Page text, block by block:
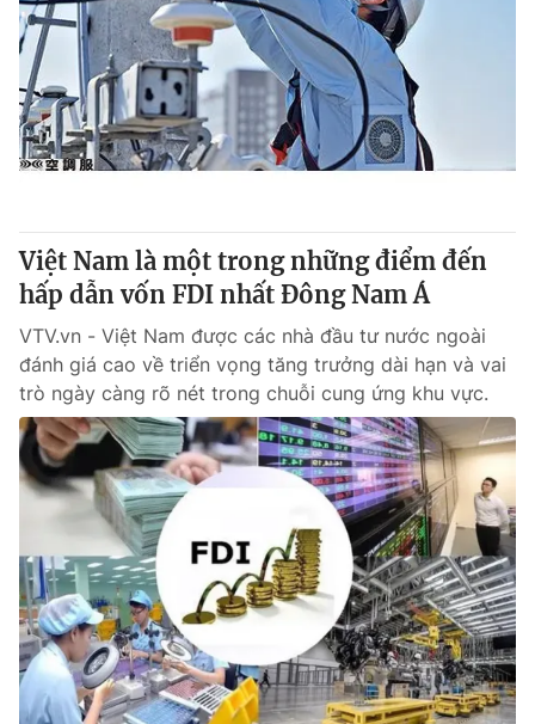
Việt Nam là một trong những điểm đến
hấp dẫn vốn FDI nhất Đông Nam Á
VTV.vn - Việt Nam được các nhà đầu tư nước ngoài
đánh giá cao về triển vọng tăng trưởng dài hạn và vai
trò ngày càng rõ nét trong chuỗi cung ứng khu vực.